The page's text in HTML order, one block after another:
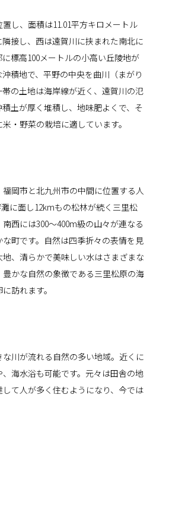
し、面積は11.01平方キロメートル
接し、西は遠賀川に挟まれた南北に
標高100メートルの小高い丘陵地が
積地で、平野の中央を曲川（まがり
の土地は海岸線が近く、遠賀川の氾
土が厚く堆積し、地味肥よくで、そ
・野菜の栽培に適しています。
岡市と北九州市の中間に位置する人
に面し12kmもの松林が続く三里松
西には300～400m級の山々が連なる
町です。自然は四季折々の表情を見
、清らかで美味しい水はさまざまな
かな自然の象徴である三里松原の海
訪れます。
川が流れる自然の多い地域。近くに
海水浴も可能です。元々は田舎の地
て人が多く住むようになり、今では